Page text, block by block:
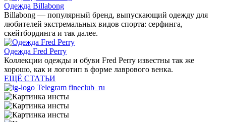
Одежда Billabong
Billabong — популярный бренд, выпускающий одежду для
любителей экстремальных видов спорта: серфинга,
скейтбординга и так далее.
Одежда Fred Perry
Коллекции одежды и обуви Fred Perry известны так же
хорошо, как и логотип в форме лаврового венка.
ЕЩЁ СТАТЬИ
Telegram fineclub_ru